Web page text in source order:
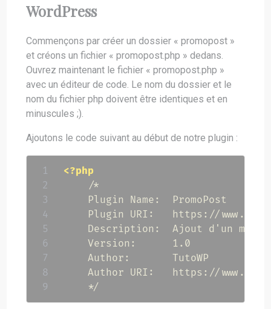
WordPress
Commençons par créer un dossier « promopost »
et créons un fichier « promopost.php » dedans.
Ouvrez maintenant le fichier « promopost.php »
avec un éditeur de code. Le nom du dossier et le
nom du fichier php doivent être identiques et en
minuscules ;).
Ajoutons le code suivant au début de notre plugin :
<?php
/*
    Plugin Name:  PromoPost
Plugin URI:   https://
Description:  Ajout d'un
    Version:      1.0
    Author:       TutoWP
Author URI:   https://
    */